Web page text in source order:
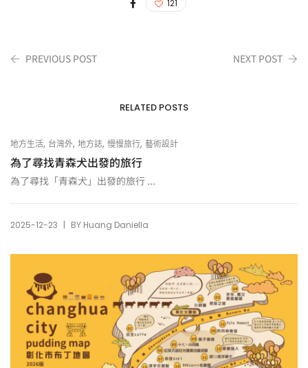
121
PREVIOUS POST NEXT POST
RELATED POSTS
地方生活, 台灣外, 地方誌, 慢慢旅行, 藝術設計
為了尋找青森犬出發的旅行
為了尋找「青森犬」出發的旅行 ...
2025-12-23 | BY Huang Daniella